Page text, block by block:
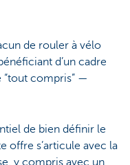
de rouler à vélo
d’un cadre
“tout compris” —
de bien définir le
offre s’articule avec la
y compris avec un